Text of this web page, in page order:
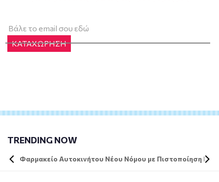
ΚΑΤΑΧΩΡΗΣΗ
TRENDING NOW
Φαρμακείο Αυτοκινήτου Νέου Νόμου με Πιστοποίηση DIN